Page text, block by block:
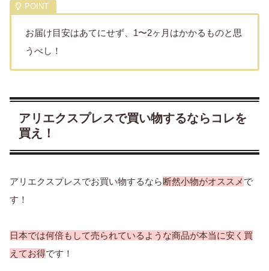
お届け目安はあてにせず、1〜2ヶ月はかかるものと思
うべし！
アリエクスプレスで買い物するならコレを
買え！
アリエクスプレスでお買い物するなら断然小物がオススメ で
す！
日本では何倍もして売られているような商品が本当に安く買
えてお得です！